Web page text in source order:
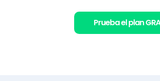
Prueba el plan